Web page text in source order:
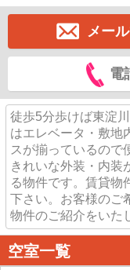
メー
電
徒歩5分歩けば東淀
はエレベータ・敷地
スが揃っているので
きれいな外装・内装
る物件です。賃貸物
下さい。お客様のご
物件のご紹介をいた
空室一覧